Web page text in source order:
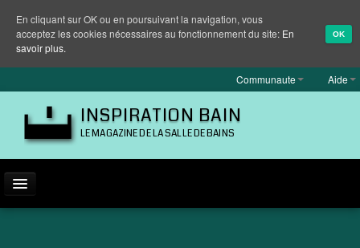
Communaute Aide
INSPIRATION BAIN
LE MAGAZINE DE LA SALLE DE BAINS
En cliquant sur OK ou en poursuivant la navigation, vous
acceptez les cookies nécessaires au fonctionnement du site: En
savoir plus.
OK